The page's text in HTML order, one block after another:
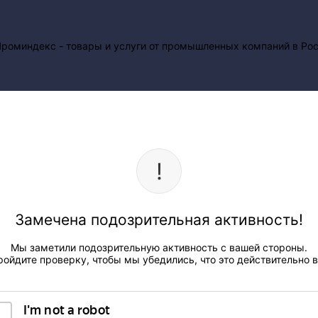
Замечена подозрительная активность!
Мы заметили подозрительную активность с вашей стороны.
проверку, чтобы мы убедились, что это действительно